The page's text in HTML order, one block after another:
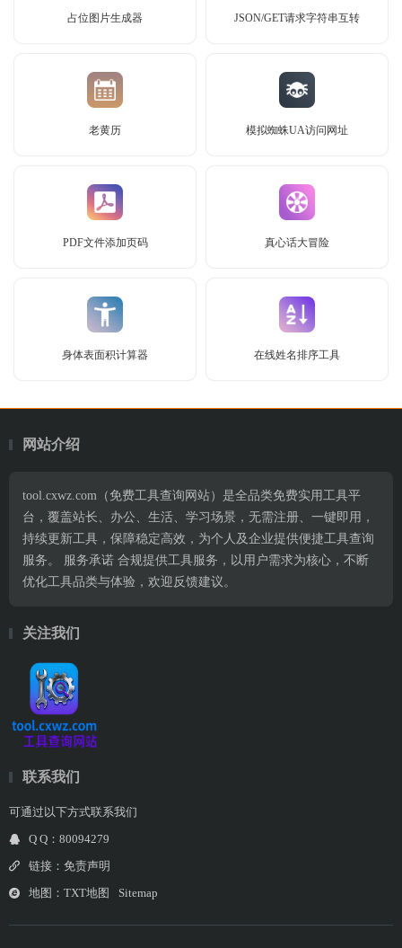
占位图片生成器 JSON/GET请求字符串互转
老黄历 模拟蜘蛛UA访问网址
PDF文件添加页码 真心话大冒险
身体表面积计算器 在线姓名排序工具
网站介绍
tool.cxwz.com（免费工具查询网站）是全品类免费实用工具平
台，覆盖站长、办公、生活、学习场景，无需注册、一键即用，
持续更新工具，保障稳定高效，为个人及企业提供便捷工具查询
服务。 服务承诺 合规提供工具服务，以用户需求为核心，不断
优化工具品类与体验，欢迎反馈建议。
关注我们
联系我们
可通过以下方式联系我们
Q Q：80094279
链接： 免责声明
地图： TXT地图 Sitemap